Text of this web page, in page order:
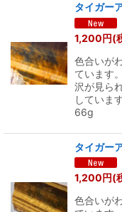
タイガー
1,200円(
色合いが
ています
沢が見ら
していま
66g
タイガー
1,200円(
色合いが